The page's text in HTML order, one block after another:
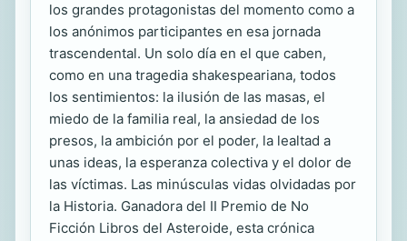
los grandes protagonistas del momento como a
los anónimos participantes en esa jornada
trascendental. Un solo día en el que caben,
como en una tragedia shakespeariana, todos
los sentimientos: la ilusión de las masas, el
miedo de la familia real, la ansiedad de los
presos, la ambición por el poder, la lealtad a
unas ideas, la esperanza colectiva y el dolor de
las víctimas. Las minúsculas vidas olvidadas por
la Historia. Ganadora del II Premio de No
Ficción Libros del Asteroide, esta crónica